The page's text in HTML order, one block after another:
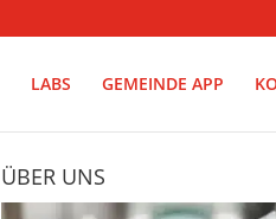
LABS GEMEINDE APP
ÜBER UNS